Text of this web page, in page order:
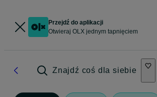
Przejdź do aplikacji
Otwieraj OLX jednym tapnięciem
Znajdź coś dla siebie